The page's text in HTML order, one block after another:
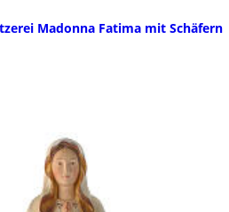
Madonna Fatima mit Schäfern